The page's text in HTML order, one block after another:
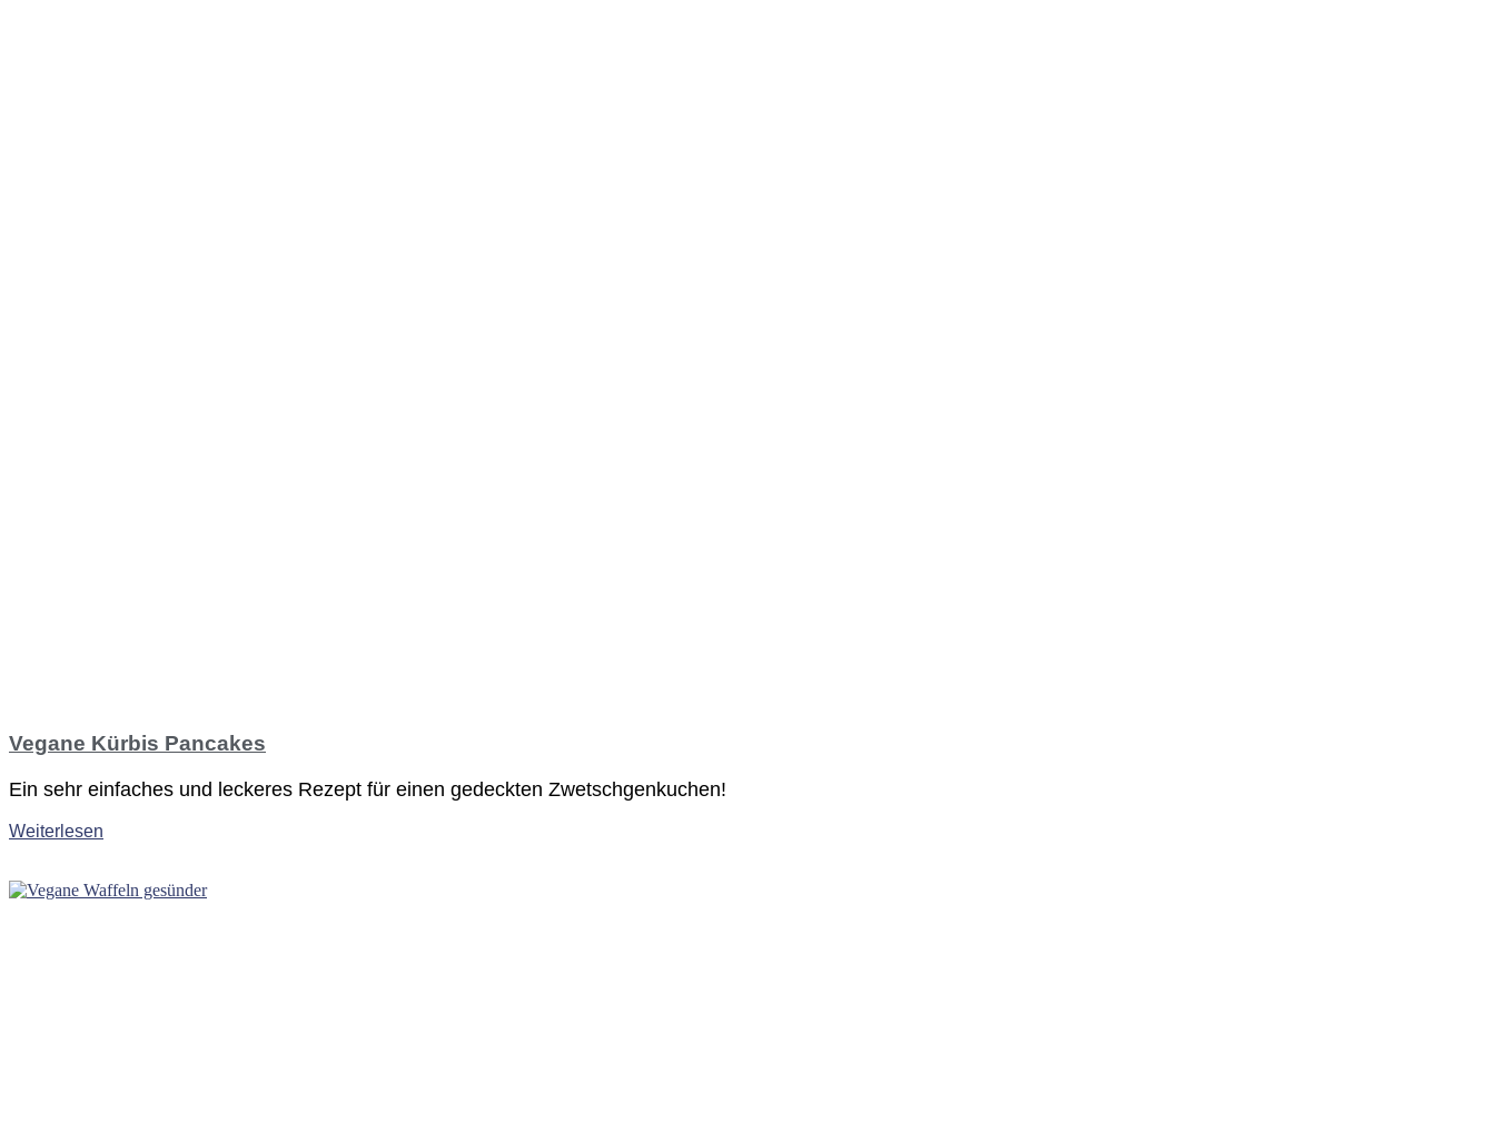
Vegane Kürbis Pancakes
Ein sehr einfaches und leckeres Rezept für einen gedeckten Zwetschgenkuchen!
Weiterlesen